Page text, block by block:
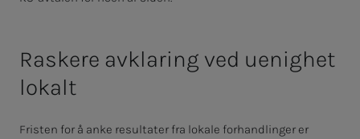
Raskere avklaring ved uenighet
lokalt
Fristen for å anke resultater fra lokale forhandlinger er